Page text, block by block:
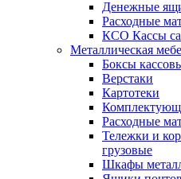
Денежные
Расходные
КСО Кассы
Металлическая
Боксы
Верстаки
Картотеки
Расходные
Тележки и
грузовые
Шкафы